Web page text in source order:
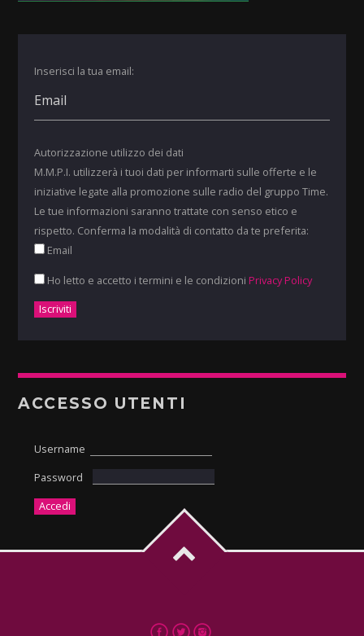
Inserisci la tua email:
Autorizzazione utilizzo dei dati
M.M.P.I. utilizzerà i tuoi dati per informarti sulle offerte e le
iniziative legate alla promozione sulle radio del gruppo Time.
Le tue informazioni saranno trattate con senso etico e
rispetto. Conferma la modalità di contatto da te preferita:
Email
Ho letto e accetto i termini e le condizioni Privacy Policy
ACCESSO UTENTI
Username
Password